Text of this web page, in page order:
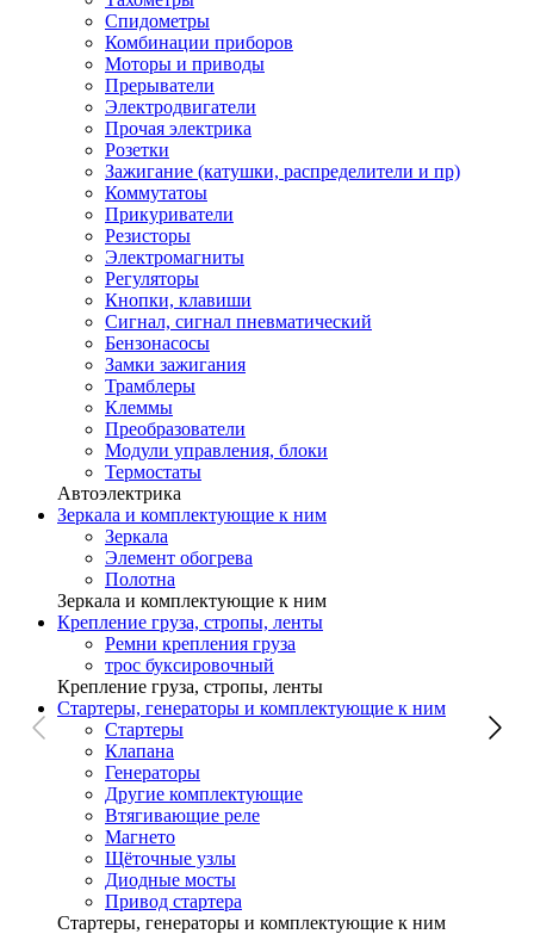
Спидометры
Комбинации приборов
Моторы и приводы
Прерыватели
Электродвигатели
Прочая электрика
Розетки
Зажигание (катушки, распределители и пр)
Коммутатоы
Прикуриватели
Резисторы
Электромагниты
Регуляторы
Кнопки, клавиши
Сигнал, сигнал пневматический
Бензонасосы
Замки зажигания
Трамблеры
Клеммы
Преобразователи
Модули управления, блоки
Термостаты
Автоэлектрика
Зеркала и комплектующие к ним
Зеркала
Элемент обогрева
Полотна
Зеркала и комплектующие к ним
Крепление груза, стропы, ленты
Ремни крепления груза
трос буксировочный
Крепление груза, стропы, ленты
Стартеры, генераторы и комплектующие к ним
Стартеры
Клапана
Генераторы
Другие комплектующие
Втягивающие реле
Магнето
Щёточные узлы
Диодные мосты
Привод стартера
Стартеры, генераторы и комплектующие к ним